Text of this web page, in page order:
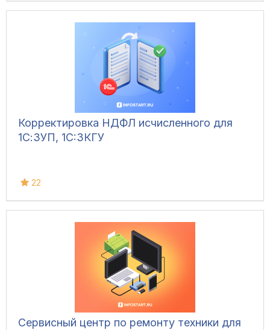
Корректировка НДФЛ исчисленного для
1С:ЗУП, 1C:ЗКГУ
22
Сервисный центр по ремонту техники для